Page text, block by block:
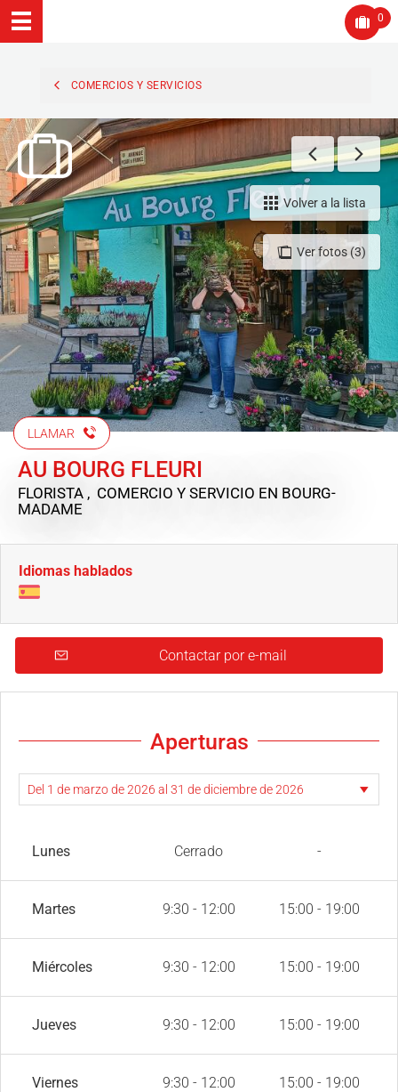
0
COMERCIOS Y SERVICIOS
Ver fotos (3)
Volver a la lista
LLAMAR
AU BOURG FLEURI
FLORISTA , COMERCIO Y SERVICIO EN BOURG-
MADAME
Idiomas hablados
Contactar por e-mail
Aperturas
Lunes Cerrado -
Martes 9:30 - 12:00 15:00 - 19:00
Miércoles 9:30 - 12:00 15:00 - 19:00
Jueves 9:30 - 12:00 15:00 - 19:00
Viernes 9:30 - 12:00 15:00 - 19:00